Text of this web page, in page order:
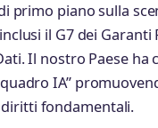
primo piano sulla
il G7 dei
Il nostro Paese
IA”
fondamentali.